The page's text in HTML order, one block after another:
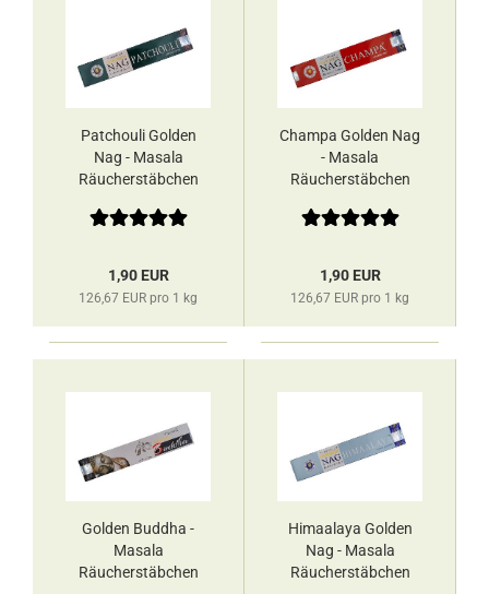
Patchouli Golden
Nag - Masala
Räucherstäbchen
1,90 EUR
126,67 EUR pro 1 kg
Champa Golden Nag
- Masala
Räucherstäbchen
1,90 EUR
126,67 EUR pro 1 kg
Golden Buddha -
Masala
Räucherstäbchen
Himaalaya Golden
Nag - Masala
Räucherstäbchen